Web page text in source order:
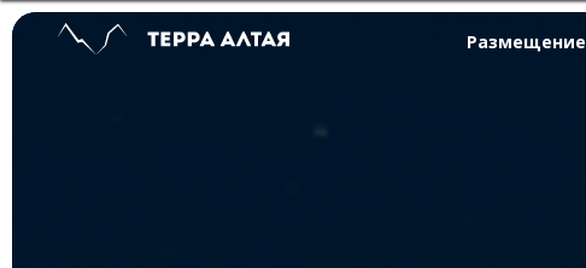
Размещение